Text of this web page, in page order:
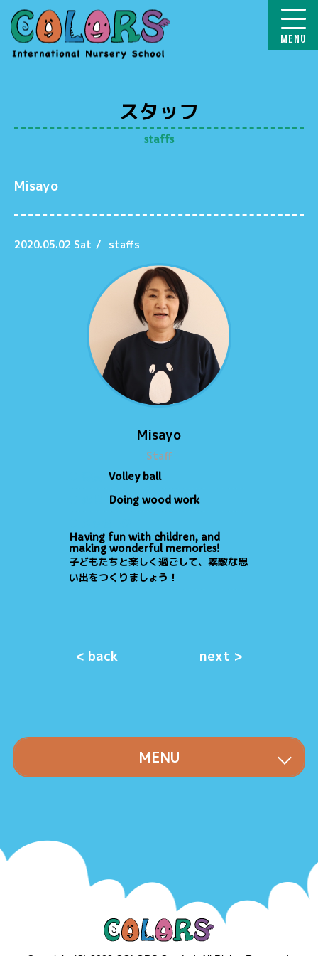
スタッフ
staffs
Misayo
2020.05.02 Sat / staffs
Misayo
Staff
Volley ball
Doing wood work
Having fun with children, and
making wonderful memories!
子どもたちと楽しく過ごして、素敵な思
い出をつくりましょう！
< back next >
MENU